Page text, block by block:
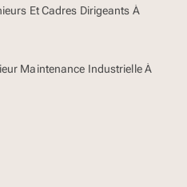
Et Cadres Dirigeants À
Maintenance Industrielle À